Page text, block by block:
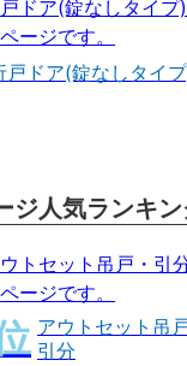
戸ドア(錠なしタイ
ジ人気ランキ
アウトセット吊
引分